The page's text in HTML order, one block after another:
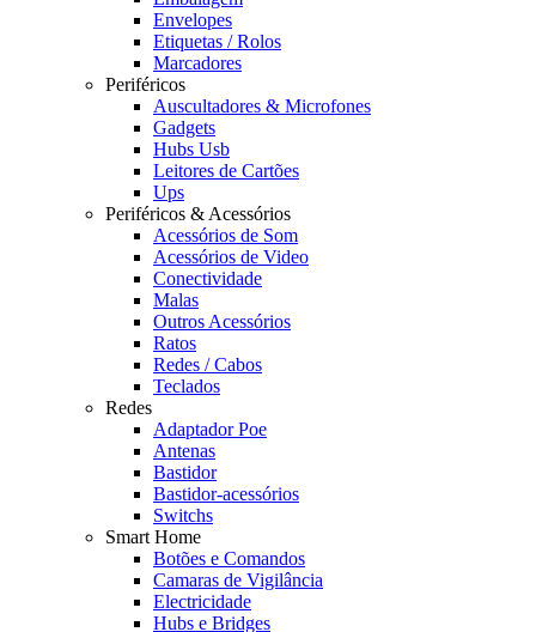
Envelopes
Etiquetas / Rolos
Marcadores
Periféricos
Auscultadores & Microfones
Gadgets
Hubs Usb
Leitores de Cartões
Ups
Periféricos & Acessórios
Acessórios de Som
Acessórios de Video
Conectividade
Malas
Outros Acessórios
Ratos
Redes / Cabos
Teclados
Redes
Adaptador Poe
Antenas
Bastidor
Bastidor-acessórios
Switchs
Smart Home
Botões e Comandos
Camaras de Vigilância
Electricidade
Hubs e Bridges